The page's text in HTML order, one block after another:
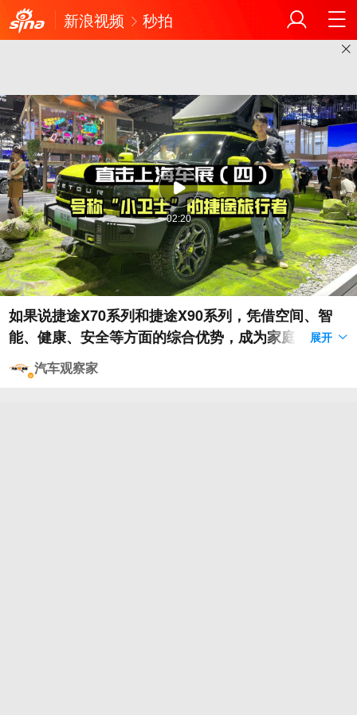
新浪视频 秒拍
02:20
如果说捷途X70系列和捷途X90系列，凭借空间、智
能、健康、安全等方面的综合优势，成为家庭用户舒
适出行的信赖之选。现在，主打自由舒适出行的捷途
旅行者，承袭“旅行+”多元化场景而来，为用户打造全
展开
汽车观察家